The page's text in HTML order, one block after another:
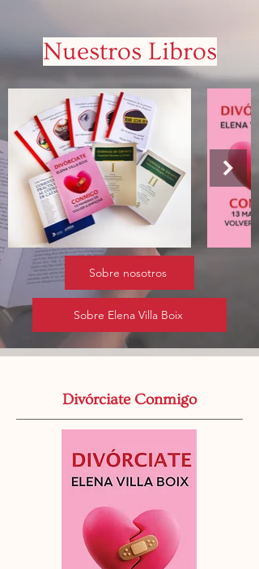
Nuestros Libros
Sobre nosotros
Sobre Elena Villa Boix
Divórciate Conmigo